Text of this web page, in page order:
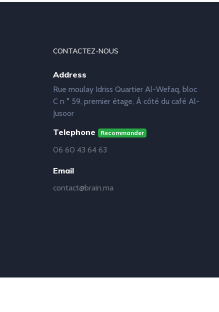
CONTACTEZ-NOUS
Address
Rue moulay Idriss Quartier Al-Wefaq, bloc
C n ° 59, premier étage, À côté du café Al-
Jusoor
Telephone Recommander
06 60 43 64 63
Email
contact@brain.ma